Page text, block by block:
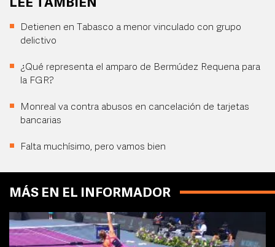
LEE TAMBIÉN
Detienen en Tabasco a menor vinculado con grupo
delictivo
¿Qué representa el amparo de Bermúdez Requena para
la FGR?
Monreal va contra abusos en cancelación de tarjetas
bancarias
Falta muchísimo, pero vamos bien
MÁS EN EL INFORMADOR